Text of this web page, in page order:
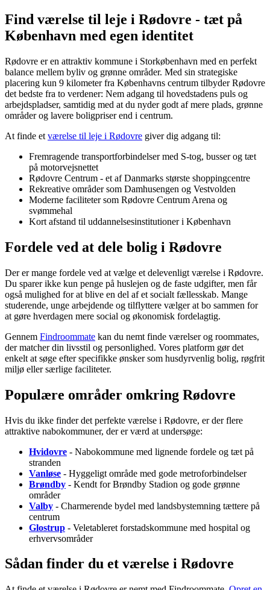
Find værelse til leje i Rødovre - tæt på
København med egen identitet
Rødovre er en attraktiv kommune i Storkøbenhavn med en perfekt
balance mellem byliv og grønne områder. Med sin strategiske
placering kun 9 kilometer fra Københavns centrum tilbyder Rødovre
det bedste fra to verdener: Nem adgang til hovedstadens puls og
arbejdspladser, samtidig med at du nyder godt af mere plads, grønne
områder og lavere boligpriser end i centrum.
At finde et værelse til leje i Rødovre giver dig adgang til:
Fremragende transportforbindelser med S-tog, busser og tæt
på motorvejsnettet
Rødovre Centrum - et af Danmarks største shoppingcentre
Rekreative områder som Damhusengen og Vestvolden
Moderne faciliteter som Rødovre Centrum Arena og
svømmehal
Kort afstand til uddannelsesinstitutioner i København
Fordele ved at dele bolig i Rødovre
Der er mange fordele ved at vælge et delevenligt værelse i Rødovre.
Du sparer ikke kun penge på huslejen og de faste udgifter, men får
også mulighed for at blive en del af et socialt fællesskab. Mange
studerende, unge arbejdende og tilflyttere vælger at bo sammen for
at gøre hverdagen mere social og økonomisk fordelagtig.
Gennem Findroommate kan du nemt finde værelser og roommates,
der matcher din livsstil og personlighed. Vores platform gør det
enkelt at søge efter specifikke ønsker som husdyrvenlig bolig, røgfrit
miljø eller særlige faciliteter.
Populære områder omkring Rødovre
Hvis du ikke finder det perfekte værelse i Rødovre, er der flere
attraktive nabokommuner, der er værd at undersøge:
Hvidovre - Nabokommune med lignende fordele og tæt på
stranden
Vanløse - Hyggeligt område med gode metroforbindelser
Brøndby - Kendt for Brøndby Stadion og gode grønne
områder
Valby - Charmerende bydel med landsbystemning tættere på
centrum
Glostrup - Veletableret forstadskommune med hospital og
erhvervsområder
Sådan finder du et værelse i Rødovre